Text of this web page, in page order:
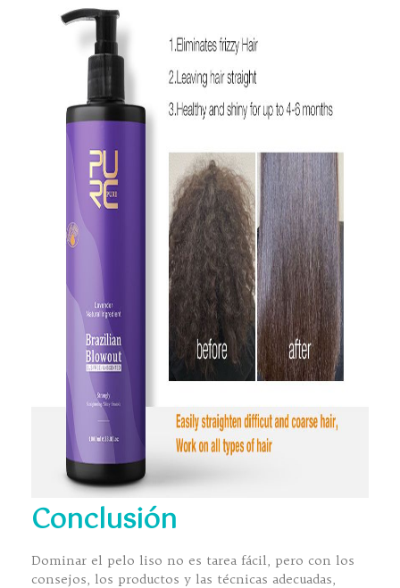
Conclusión
Dominar el pelo liso no es tarea fácil, pero con los
consejos, los productos y las técnicas adecuadas,